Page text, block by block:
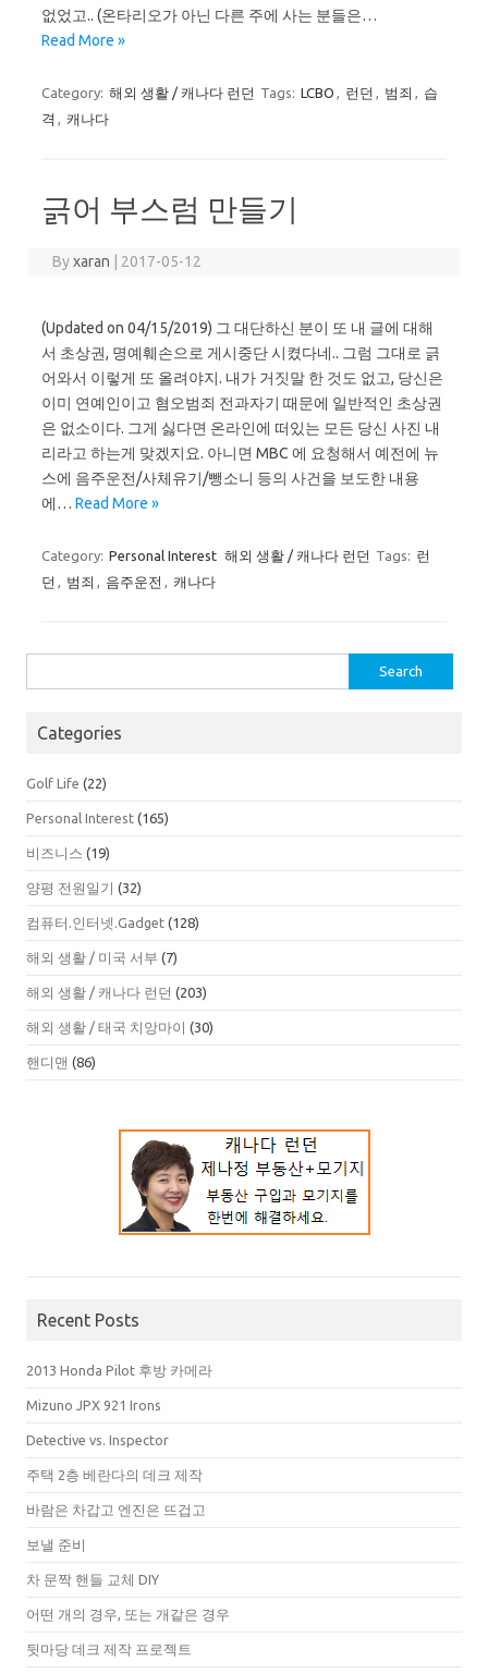
없었고.. (온타리오가 아닌 다른 주에 사는 분들은…
Read More »
Category: 해외 생활 / 캐나다 런던 Tags: LCBO , 런던 , 범죄 , 습
격 , 캐나다
긁어 부스럼 만들기
Byxaran 2017-05-12
(Updated on 04/15/2019) 그 대단하신 분이 또 내 글에 대해
서 초상권, 명예훼손으로 게시중단 시켰다네.. 그럼 그대로 긁
어와서 이렇게 또 올려야지. 내가 거짓말 한 것도 없고, 당신은
이미 연예인이고 혐오범죄 전과자기 때문에 일반적인 초상권
은 없소이다. 그게 싫다면 온라인에 떠있는 모든 당신 사진 내
리라고 하는게 맞겠지요. 아니면 MBC 에 요청해서 예전에 뉴
스에 음주운전/사체유기/뺑소니 등의 사건을 보도한 내용
에… Read More »
Category: Personal Interest 해외 생활 / 캐나다 런던 Tags: 런
던 , 범죄 , 음주운전 , 캐나다
for:
Categories
Golf Life (22)
Personal Interest (165)
비즈니스 (19)
양평 전원일기 (32)
컴퓨터.인터넷.Gadget (128)
해외 생활 / 미국 서부 (7)
해외 생활 / 캐나다 런던 (203)
해외 생활 / 태국 치앙마이 (30)
핸디맨 (86)
Recent Posts
2013 Honda Pilot 후방 카메라
Mizuno JPX 921 Irons
Detective vs. Inspector
주택 2층 베란다의 데크 제작
바람은 차갑고 엔진은 뜨겁고
보낼 준비
차 문짝 핸들 교체 DIY
어떤 개의 경우, 또는 개같은 경우
뒷마당 데크 제작 프로젝트